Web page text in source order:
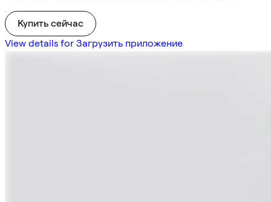
Купить сейчас
View details for Загрузить приложение